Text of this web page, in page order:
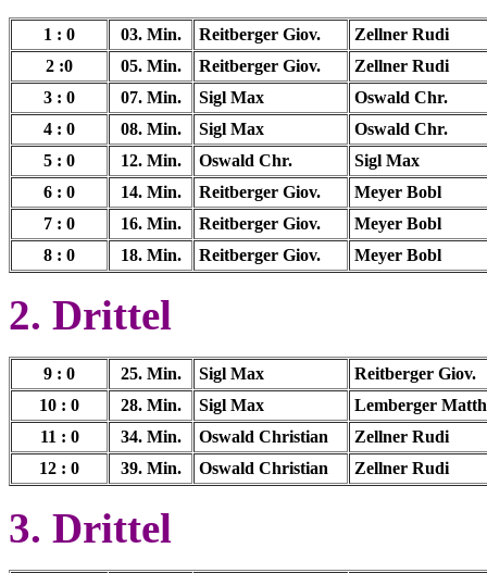
1 : 0 03. Min. Reitberger Giov.
Zellner Rudi
2 :0
05. Min. Reitberger Giov.
Zellner Rudi
3 : 0
07.Min. Sigl Max
Oswald Chr.
4 : 0
08. Min. Sigl Max
Oswald Chr.
5 : 0
12. Min. Oswald Chr.
Sigl Max
6 : 0
14. Min. Reitberger Giov.
Meyer Bobl
7 : 0
16. Min. Reitberger Giov.
Meyer Bobl
8 : 0
18. Min. Reitberger Giov. Meyer Bobl
2. Drittel
9 : 0 25. Min. Sigl Max
Reitberger Giov.
10 : 0
28. Min. Sigl Max
Lemberger
11 : 0
34. Min. Oswald Christian
Zellner Rudi
12 : 0
39. Min. Oswald Christian Zellner Rudi
3. Drittel